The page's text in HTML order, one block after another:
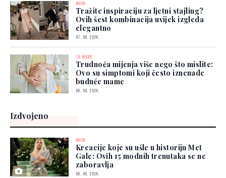
MODA
Tražite inspiraciju za ljetni stajling?
Ovih šest kombinacija uvijek izgleda
elegantno
07. 08. 2026.
ZA MAME
Trudnoća mijenja više nego što mislite:
Ovo su simptomi koji često iznenade
buduće mame
06. 08. 2026.
Izdvojeno
MODA
Kreacije koje su ušle u historiju Met
Gale: Ovih 15 modnih trenutaka se ne
zaboravlja
06. 08. 2026.